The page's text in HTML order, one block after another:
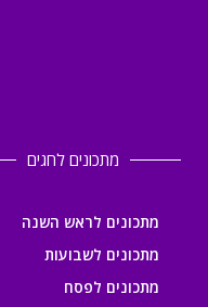
מתכונים לחגים
מתכונים לראש השנה
מתכונים לשבועות
מתכונים לפסח